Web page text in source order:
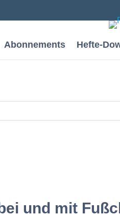
Abonnements Hefte-
und mit